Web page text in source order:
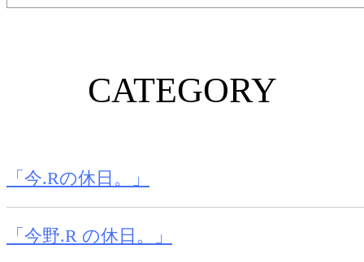
CATEGORY
「今.Rの休日。」
「今野.R の休日。」